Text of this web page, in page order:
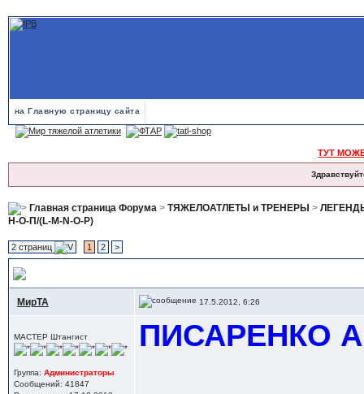
на Главную страницу сайта
ТУТ
Главная страница Форума> ТЯЖЕЛОАТЛЕТЫ и ТРЕНЕРЫ > ЛЕГЕНДЫ
Н-О-П/(L-M-N-O-P)
2 страниц 1 2 >
МирТА 17.5.2012, 6:26
МАСТЕР Штангист
Группа: Администраторы
Сообщений: 41847
ПИСАРЕНКО